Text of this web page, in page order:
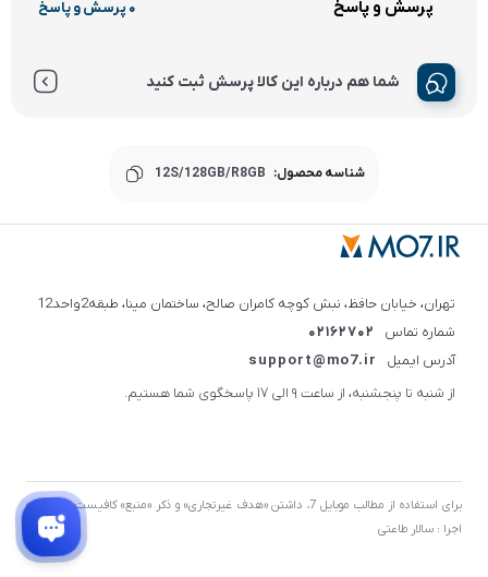
پرسش و پاسخ 0 پرسش و پاسخ
شما هم درباره این کالا پرسش ثبت کنید
شناسه محصول: 12S/128GB/R8GB
تهران، خیابان حافظ، نبش کوچه کامران صالح، ساختمان مینا، طبقه2واحد12
شماره تماس
02162702
آدرس ایمیل
support@mo7.ir
از شنبه تا پنجشنبه، از ساعت 9 الی 17 پاسخگوی شما هستیم.
برای استفاده از مطالب موبایل 7، داشتن «هدف غیرتجاری» و ذکر «منبع» کافیست. توسعه و
اجرا : سالار طاعتی